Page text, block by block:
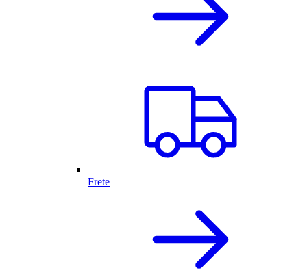
Frete